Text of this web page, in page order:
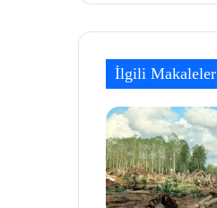
İlgili Makaleler